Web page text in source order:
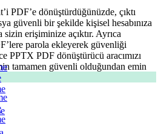
PDF’e dönüştürdüğünüzde, çıktı
güvenli bir şekilde kişisel hesabınıza
sizin erişiminize açıktır. Ayrıca
parola ekleyerek güvenliği
PPTX PDF dönüştürücü aracımızı
tamamen güvenli olduğundan emin